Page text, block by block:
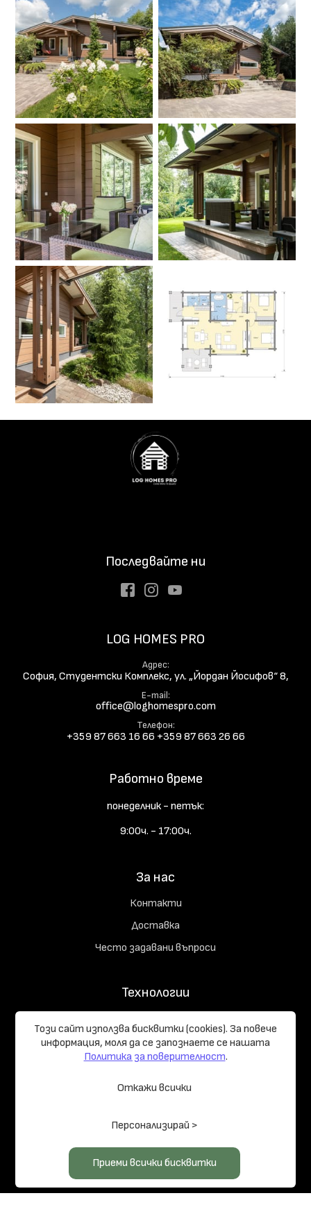
За нас
Контакти
Доставка
Често задавани въпроси
Технологии
Начръчник на купувача
Реализирани проекти
Работно време
понеделник - петък:
9:00ч. - 17:00ч.
LOG HOMES PRO
Адрес
София, Студентски Комплекс, ул. „Йордан Йосифов“ 8,
E-mail
office@loghomespro.com
Телефон
+359 87 663 16 66 +359 87 663 26 66
Последвайте ни
FacebookInstagram
© 2026 LOG HOMES PRO
Политика за поверителност
бисквитките
Карта на сайта
Изработка на сайт върху (v1.50.18)
Този сайт използва бисквитки (cookies). За повече
информация, моля да се запознаете се нашaтa
Политика за поверителност.
Откажи всички
Персонализирай >
Приеми всички бисквитки